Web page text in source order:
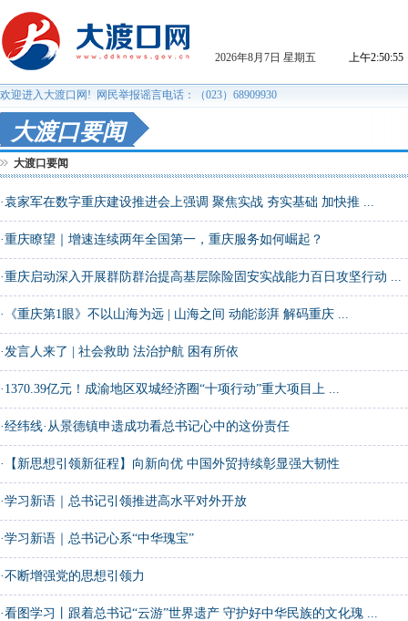
大渡口要闻
大渡口要闻
·袁家军在数字重庆建设推进会上强调 聚焦实战 夯实基础 加快推 ...
·重庆瞭望｜增速连续两年全国第一，重庆服务如何崛起？
·重庆启动深入开展群防群治提高基层除险固安实战能力百日攻坚行动 ...
· 《重庆第1眼》不以山海为远 | 山海之间 动能澎湃 解码重庆 ...
·发言人来了 | 社会救助 法治护航 困有所依
· 1370.39亿元！成渝地区双城经济圈“十项行动”重大项目上 ...
·经纬线·从景德镇申遗成功看总书记心中的这份责任
· 【新思想引领新征程】向新向优 中国外贸持续彰显强大韧性
·学习新语｜总书记引领推进高水平对外开放
·学习新语｜总书记心系“中华瑰宝”
·不断增强党的思想引领力
·看图学习丨跟着总书记“云游”世界遗产 守护好中华民族的文化瑰 ...